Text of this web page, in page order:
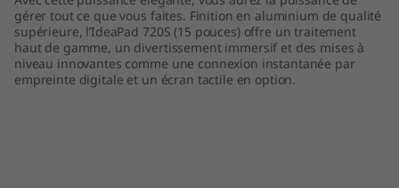
a
P
gérer tout ce que vous faites. Finition en aluminium de qualité
supérieure, l’IdeaPad 720S (15 pouces) offre un traitement
haut de gamme, un divertissement immersif et des mises à
niveau innovantes comme une connexion instantanée par
empreinte digitale et un écran tactile en option.